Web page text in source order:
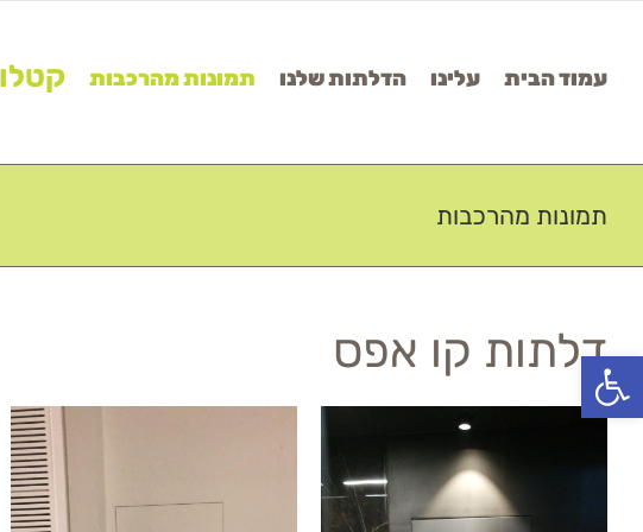
פתח סרגל נגישות
content
עמוד הבית עלינו הדלתות שלנו תמונות מהרכבות
תמונות מהרכבות
דלתות קו אפס